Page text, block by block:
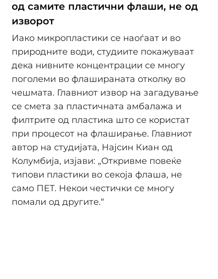
од самите пластични флаши, не од
изворот
Иако микропластики се наоѓаат и во
природните води, студиите покажуваат
дека нивните концентрации се многу
поголеми во флашираната отколку во
чешмата. Главниот извор на загадување
се смета за пластичната амбалажа и
филтрите од пластика што се користат
при процесот на флаширање. Главниот
автор на студијата, Најсин Киан од
Колумбија, изјави: „Откривме повеќе
типови пластики во секоја флаша, не
само ПЕТ. Некои честички се многу
помали од другите.“